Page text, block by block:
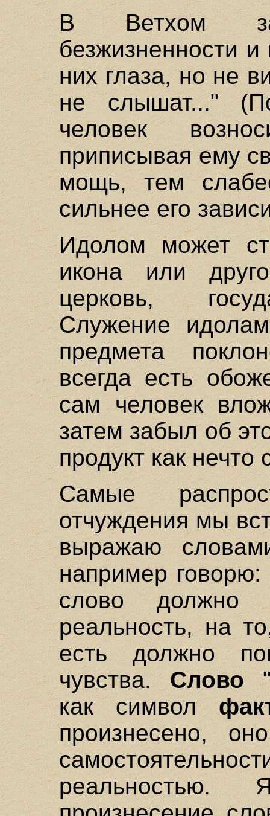
В Ветхом
безжизненности и
них глаза, но не
не слышат..."
человек
приписывая ему
мощь, тем
сильнее его
Идолом может
икона или
церковь,
Служение
предмета
всегда есть
сам человек
затем забыл об
продукт как
Самые
отчуждения мы
выражаю
например
слово должно
реальность, на
есть должно
чувства.Слово
как символ
произнесено,